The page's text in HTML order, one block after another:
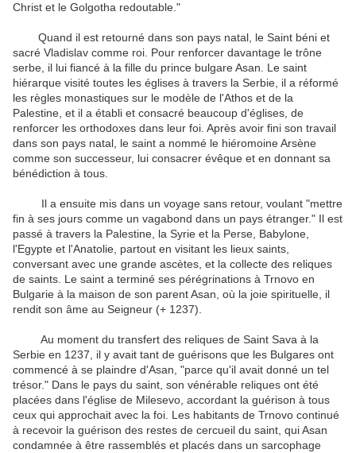
Christ et le Golgotha ​​redoutable."
Quand il est retourné dans son pays natal, le Saint béni et
sacré Vladislav comme roi. Pour renforcer davantage le trône
serbe, il lui fiancé à la fille du prince bulgare Asan.
Le saint
hiérarque visité toutes les églises à travers la Serbie, il a réformé
les règles monastiques sur le modèle de l'Athos et de la
Palestine, et il a établi et consacré beaucoup d'églises, de
renforcer les orthodoxes dans leur foi. Après avoir fini son travail
dans son pays natal, le saint a nommé le hiéromoine Arsène
comme son successeur, lui consacrer évêque et en donnant sa
bénédiction à tous.
Il a ensuite mis dans un voyage sans retour, voulant "mettre
fin à ses jours comme un vagabond dans un pays étranger." Il est
passé à travers la Palestine, la Syrie et la Perse, Babylone,
l'Egypte et l'Anatolie, partout en visitant les lieux saints,
conversant avec une grande ascètes, et la collecte des reliques
de saints. Le saint a terminé ses pérégrinations à Trnovo en
Bulgarie à la maison de son parent Asan, où la joie spirituelle, il
rendit son âme au Seigneur (+ 1237).
Au moment du transfert des reliques de Saint Sava à la
Serbie en 1237, il y avait tant de guérisons que les Bulgares ont
commencé à se plaindre d'Asan, "parce qu'il avait donné un tel
trésor." Dans le pays du saint, son vénérable reliques ont été
placées dans l'église de Milesevo, accordant la guérison à tous
ceux qui approchait avec la foi. Les habitants de Trnovo continué
à recevoir la guérison des restes de cercueil du saint, qui Asan
condamnée à être rassemblés et placés dans un sarcophage